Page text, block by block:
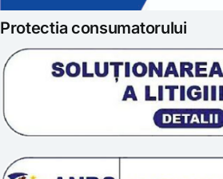
Scoala „Sanatate 5D”
Tratamente naturale
Prelucrarea datelor
Termeni si conditii
Politica cookie
Protectia consumatorului